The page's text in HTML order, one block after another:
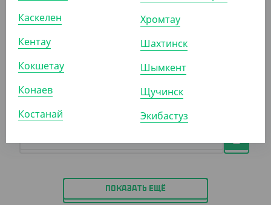
-10%
3 355.11
Пленка пищевая, 45 см, 450 м, 10 мкм, Lamina
ШТ КОР (6)
ПОКАЗАТЬ ЕЩЁ
Каскелен
Кентау
Кокшетау
Конаев
Костанай
Хромтау
Шахтинск
Шымкент
Щучинск
Экибастуз